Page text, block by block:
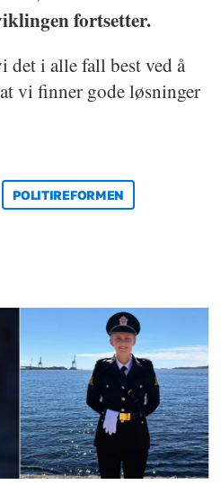
fortsetter.
i alle fall best ved å
vi finner gode løsninger
POLITIREFORMEN